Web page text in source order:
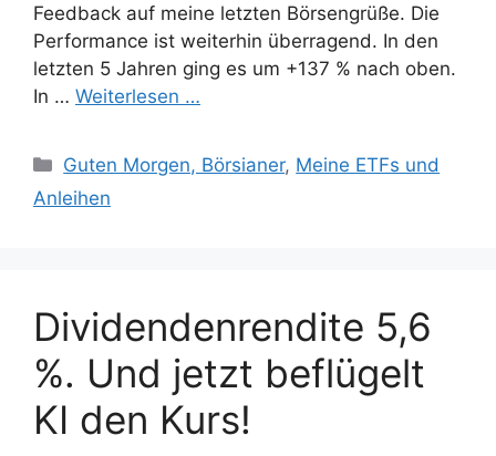
Feedback auf meine letzten Börsengrüße. Die
Performance ist weiterhin überragend. In den
letzten 5 Jahren ging es um +137 % nach oben.
In … Weiterlesen …
Kategorien
Guten Morgen, Börsianer, Meine ETFs und
Anleihen
Dividendenrendite 5,6
%. Und jetzt beflügelt
KI den Kurs!